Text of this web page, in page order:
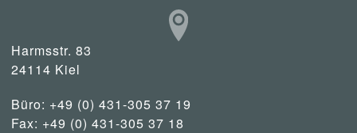
Harmsstr. 83
24114 Kiel
Büro: +49 (0) 431-305 37 19
Fax: +49 (0) 431-305 37 18